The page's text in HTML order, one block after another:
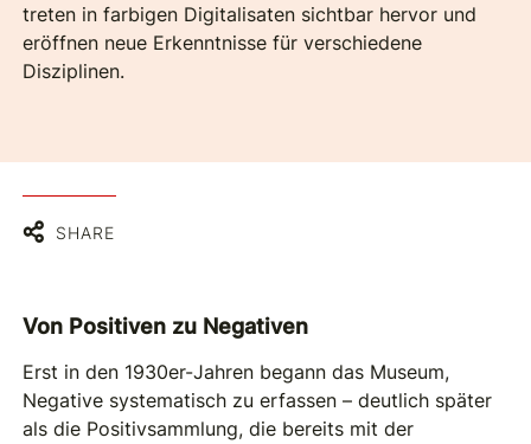
treten in farbigen Digitalisaten sichtbar hervor und
eröffnen neue Erkenntnisse für verschiedene
Disziplinen.
SHARE
Von Positiven zu Negativen
Erst in den 1930er-Jahren begann das Museum,
Negative systematisch zu erfassen – deutlich später
als die Positivsammlung, die bereits mit der